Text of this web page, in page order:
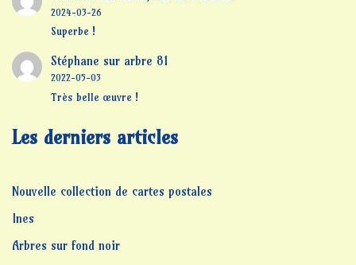
2024-03-26
Superbe !
Stéphane sur arbre 81
2022-05-03
Très belle œuvre !
Les derniers articles
Nouvelle collection de cartes postales
Ines
Arbres sur fond noir